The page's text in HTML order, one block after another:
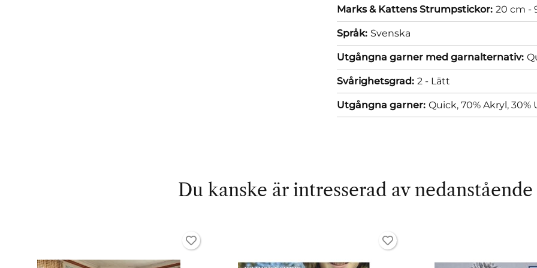
Marks & Kattens Strumpstickor: 20 cm -
Språk: Svenska
Utgångna garner med garnalternativ:
Svårighetsgrad: 2 - Lätt
Utgångna garner: Quick, 70% Akryl, 30%
Du kanske är intresserad av